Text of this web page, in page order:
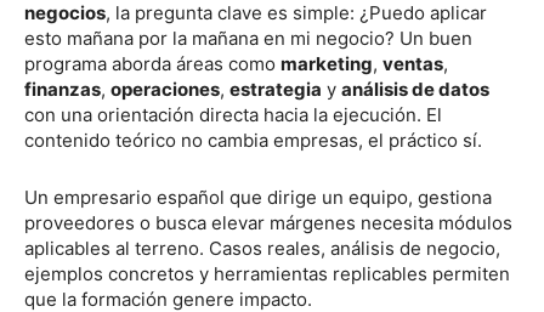
negocios, la pregunta clave es simple: ¿Puedo aplicar
esto mañana por la mañana en mi negocio? Un buen
programa aborda áreas como marketing, ventas,
finanzas, operaciones, estrategia y análisis de datos
con una orientación directa hacia la ejecución. El
contenido teórico no cambia empresas, el práctico sí.
Un empresario español que dirige un equipo, gestiona
proveedores o busca elevar márgenes necesita módulos
aplicables al terreno. Casos reales, análisis de negocio,
ejemplos concretos y herramientas replicables permiten
que la formación genere impacto.